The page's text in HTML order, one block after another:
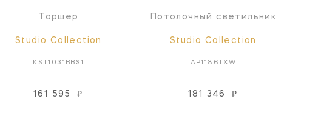
Торшер
Studio Collection
KST1031BBS1
161 595 ₽
Потолочный светильник
Studio Collection
AP1186TXW
181 346 ₽